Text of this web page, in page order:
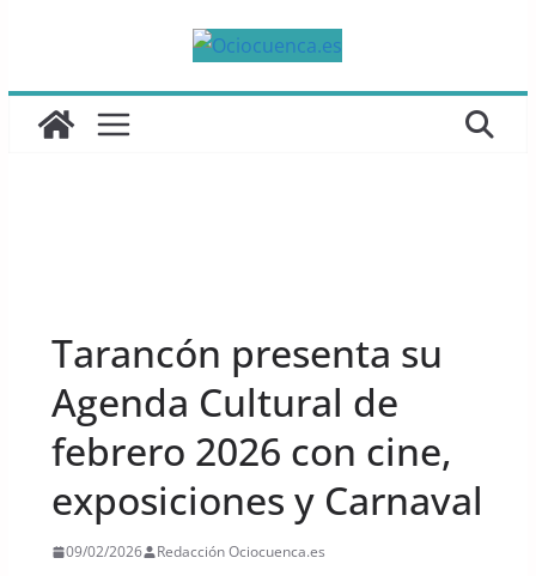
Tarancón presenta su
Agenda Cultural de
febrero 2026 con cine,
exposiciones y Carnaval
09/02/2026 Redacción Ociocuenca.es